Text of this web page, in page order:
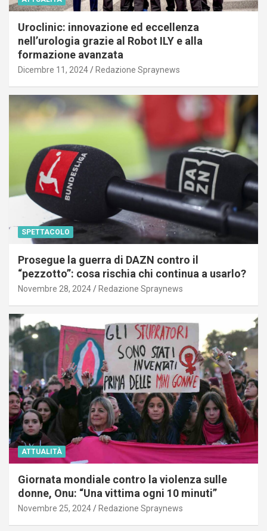
Uroclinic: innovazione ed eccellenza
nell’urologia grazie al Robot ILY e alla
formazione avanzata
Dicembre 11, 2024 Redazione Spraynews
SPETTACOLO
Prosegue la guerra di DAZN contro il
“pezzotto”: cosa rischia chi continua a usarlo?
Novembre 28, 2024 Redazione Spraynews
ATTUALITÀ
Giornata mondiale contro la violenza sulle
donne, Onu: “Una vittima ogni 10 minuti”
Novembre 25, 2024 Redazione Spraynews